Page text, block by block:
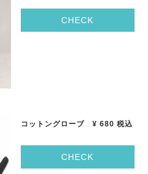
CHECK
コットングローブ¥ 680税込
CHECK